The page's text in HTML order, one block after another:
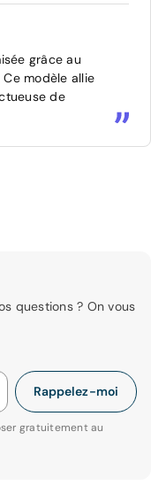
grâce au
modèle allie
de
questions ? On vous
Rappelez-moi
gratuitement au